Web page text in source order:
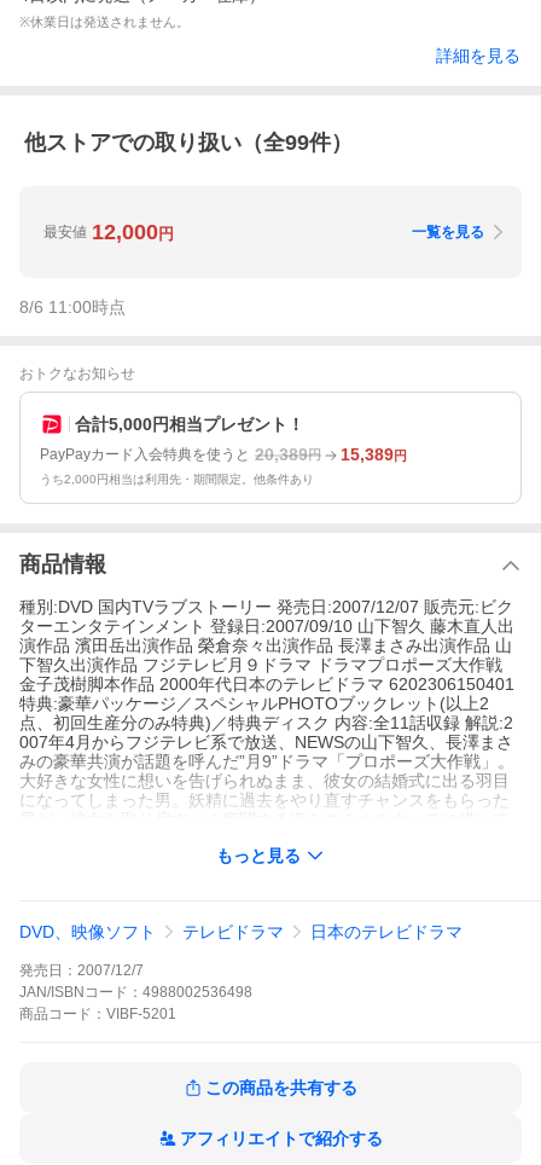
※休業日は発送されません。
詳細を見る
他ストアでの取り扱い（全99件）
最安値 12,000円 一覧を見る
8/6 11:00時点
おトクなお知らせ
合計5,000円相当プレゼント！
PayPayカード入会特典を使うと 20,389円 15,389円
うち2,000円相当は利用先・期間限定。他条件あり
商品情報
種別:DVD 国内TVラブストーリー 発売日:2007/12/07 販売元:ビク
ターエンタテインメント 登録日:2007/09/10 山下智久 藤木直人出
演作品 濱田岳出演作品 榮倉奈々出演作品 長澤まさみ出演作品 山
下智久出演作品 フジテレビ月９ドラマ ドラマプロポーズ大作戦
金子茂樹脚本作品 2000年代日本のテレビドラマ 6202306150401
特典:豪華パッケージ／スペシャルPHOTOブックレット(以上2
点、初回生産分のみ特典)／特典ディスク 内容:全11話収録 解説:2
007年4月からフジテレビ系で放送、NEWSの山下智久、長澤まさ
みの豪華共演が話題を呼んだ”月9”ドラマ「プロポーズ大作戦」。
大好きな女性に想いを告げられぬまま、彼女の結婚式に出る羽目
になってしまった男。妖精に過去をやり直すチャンスをもらった
情けなかった青春をやり直したいと思ったことのある人たちにお
発売日
2007/12/7
ジャンル
監督
岳 三上博史 藤木直人
7
もっと見る
DVD、映像ソフト テレビドラマ 日本のテレビドラマ
発売日： 2007/12/7
JAN/ISBNコード： 4988002536498
商品 コード： VIBF-5201
この商品を共有する
アフィリエイトで紹介する